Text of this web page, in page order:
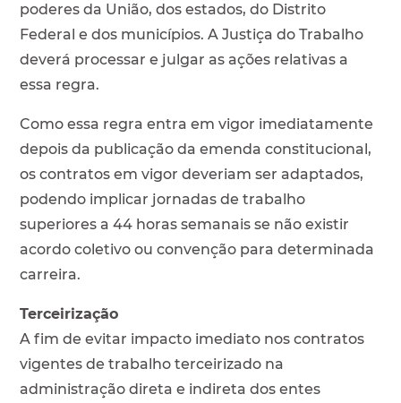
poderes da União, dos estados, do Distrito
Federal e dos municípios. A Justiça do Trabalho
deverá processar e julgar as ações relativas a
essa regra.
Como essa regra entra em vigor imediatamente
depois da publicação da emenda constitucional,
os contratos em vigor deveriam ser adaptados,
podendo implicar jornadas de trabalho
superiores a 44 horas semanais se não existir
acordo coletivo ou convenção para determinada
carreira.
Terceirização
A fim de evitar impacto imediato nos contratos
vigentes de trabalho terceirizado na
administração direta e indireta dos entes